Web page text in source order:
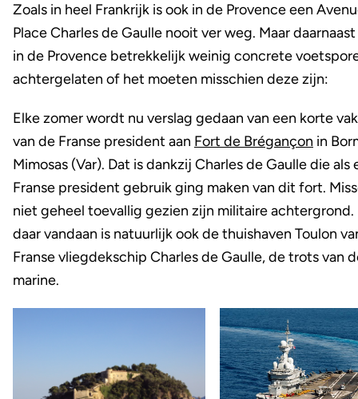
Zoals in heel Frankrijk is ook in de Provence een
Place Charles de Gaulle nooit ver weg. Maar
in de Provence betrekkelijk weinig concrete
achtergelaten of het moeten misschien deze zijn:
Elke zomer wordt nu verslag gedaan van een korte
van de Franse president aan Fort de Brégançon in
Mimosas (Var). Dat is dankzij Charles de Gaulle die als
Franse president gebruik ging maken van dit fort.
niet geheel toevallig gezien zijn militaire
daar vandaan is natuurlijk ook de thuishaven Toulon
Franse vliegdekschip Charles de Gaulle, de trots van
marine.